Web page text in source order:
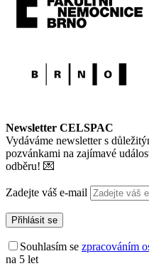
Newsletter CELSPAC
Vydáváme newsletter s
pozvánkami na zajímavé
odběru! 💌
Zadejte váš e-mail
Přihlásit se
Souhlasím se zpracováním
na 5 let